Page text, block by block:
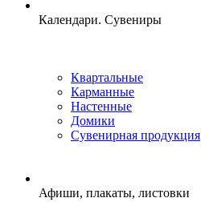
Календари. Сувениры
Квартальные
Карманные
Настенные
Домики
Сувенирная продукция
Афиши, плакаты, листовки